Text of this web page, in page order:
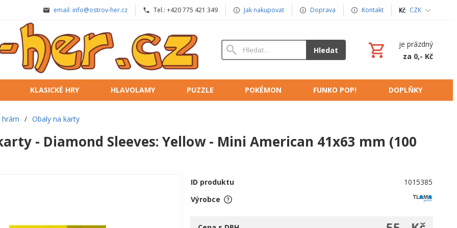
email: info@ostrov-her.cz Tel.: +420 775 421 349 Jak nakupovat Doprava Kontakt CZK
Hledat
je prázdný
za 0,- Kč
KLASICKÉ HRY HLAVOLAMY PUZZLE POKÉMON FUNKO POP! DOPLŇKY
hrám / Obaly na karty
- Diamond Sleeves: Yellow - Mini American 41x63 mm (100
ID produktu
1015385
Výrobce